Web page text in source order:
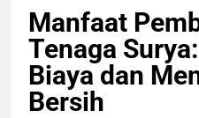
Manfaat
Tenaga
Biaya dan
Bersih